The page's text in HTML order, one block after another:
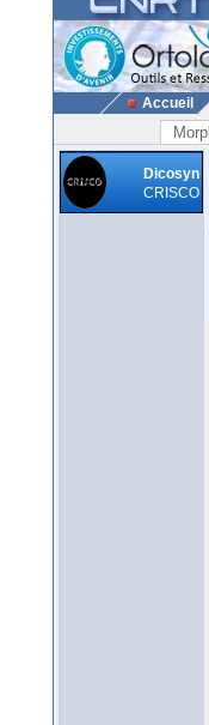
Accueil
Dicosyn
CRISCO